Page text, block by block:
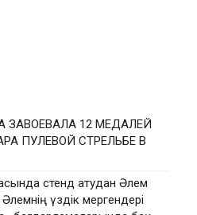
ЗАВОЕВАЛА 12 МЕДАЛЕЙ
ПУЛЕВОЙ СТРЕЛЬБЕ В
стенд атудан Әлем
үздік мергендері